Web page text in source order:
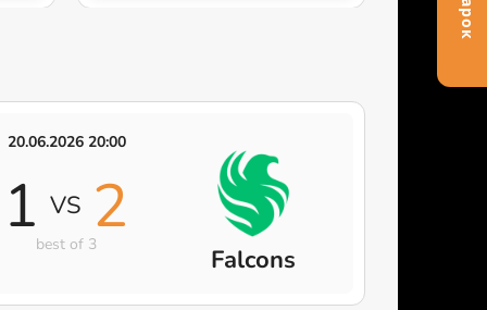
20.06.2026 20:00
1 VS 2
best of 3 Falcons